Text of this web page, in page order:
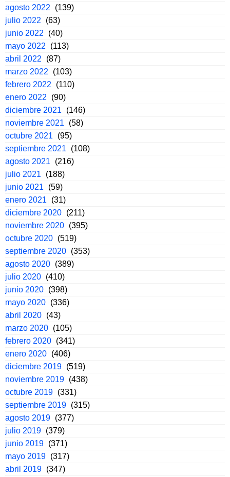
agosto 2022
(139)
julio 2022
(63)
junio 2022
(40)
mayo 2022
(113)
abril 2022
(87)
marzo 2022
(103)
febrero 2022
(110)
enero 2022
(90)
diciembre 2021
(146)
noviembre 2021
(58)
octubre 2021
(95)
septiembre 2021
(108)
agosto 2021
(216)
julio 2021
(188)
junio 2021
(59)
enero 2021
(31)
diciembre 2020 (211)
noviembre 2020 (395)
octubre 2020 (519)
septiembre 2020 (353)
agosto 2020 (389)
julio 2020 (410)
junio 2020 (398)
mayo 2020 (336)
abril 2020 (43)
marzo 2020 (105)
febrero 2020 (341)
enero 2020 (406)
diciembre 2019 (519)
noviembre 2019 (438)
octubre 2019 (331)
septiembre 2019 (315)
agosto 2019 (377)
julio 2019 (379)
junio 2019 (371)
mayo 2019 (317)
abril 2019 (347)